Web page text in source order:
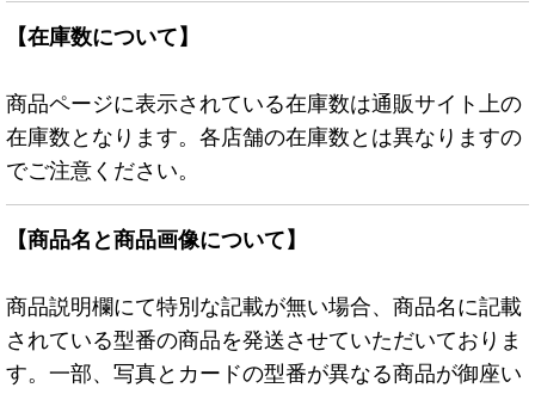
【在庫数について】
商品ページに表示されている在庫数は通販サイト上の
在庫数となります。各店舗の在庫数とは異なりますの
でご注意ください。
【商品名と商品画像について】
商品説明欄にて特別な記載が無い場合、商品名に記載
されている型番の商品を発送させていただいておりま
す。一部、写真とカードの型番が異なる商品が御座い